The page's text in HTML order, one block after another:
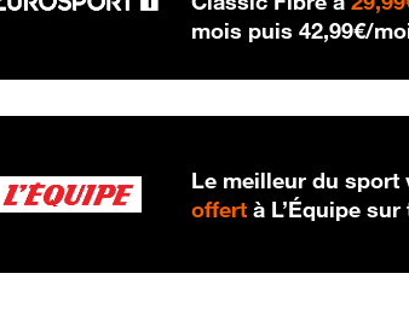
mois puis42,99€/
Le meilleur du sport
offert à L’Équipe